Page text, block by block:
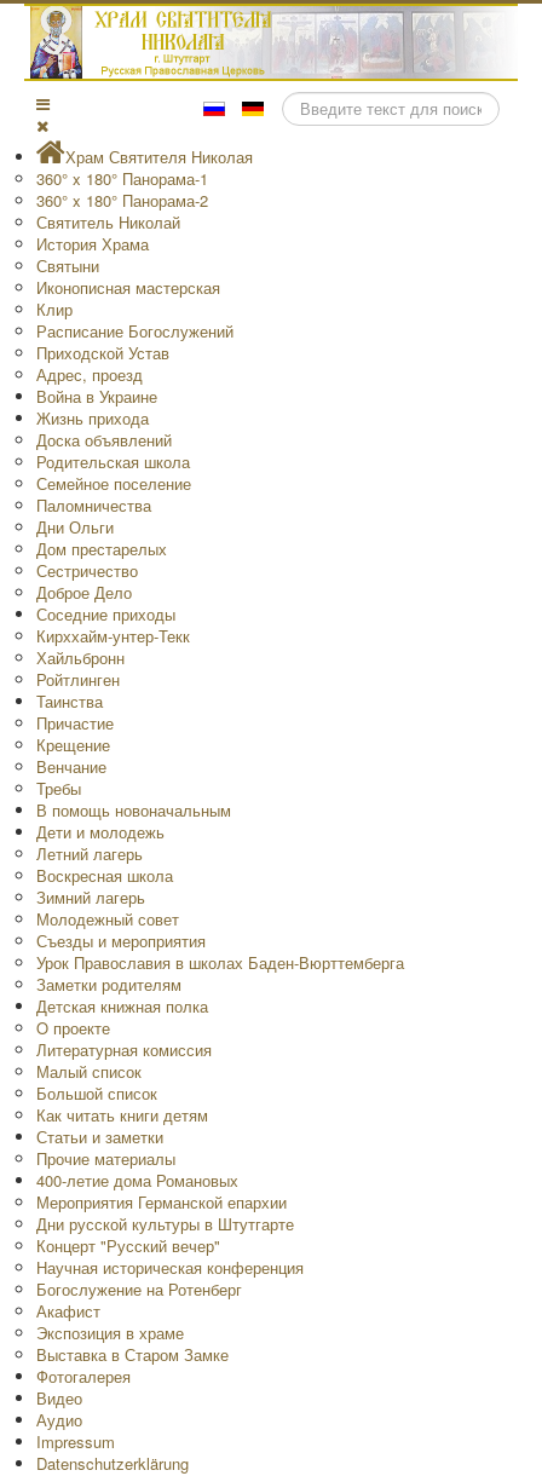
Поиск
Храм Святителя Николая
360° x 180° Панорама-1
360° x 180° Панорама-2
Святитель Николай
История Храма
Святыни
Иконописная мастерская
Клир
Расписание Богослужений
Приходской Устав
Адрес, проезд
Война в Украине
Жизнь прихода
Доска объявлений
Родительская школа
Семейное поселение
Паломничества
Дни Ольги
Дом престарелых
Сестричество
Доброе Дело
Соседние приходы
Кирххайм-унтер-Текк
Хайльбронн
Ройтлинген
Таинства
Причастие
Крещение
Венчание
Требы
В помощь новоначальным
Дети и молодежь
Летний лагерь
Воскресная школа
Зимний лагерь
Молодежный совет
Съезды и мероприятия
Урок Православия в школах Баден-Вюрттемберга
Заметки родителям
Детская книжная полка
O проекте
Литературная комиссия
Малый список
Большой список
Как читать книги детям
Статьи и заметки
Прочие материалы
400-летие дома Романовых
Мероприятия Германской епархии
Дни русской культуры в Штутгарте
Концерт "Русский вечер"
Научная историческая конференция
Богослужение на Ротенберг
Акафист
Экспозиция в храме
Выставка в Старом Замке
Фотогалерея
Видео
Аудио
Impressum
Datenschutzerklärung